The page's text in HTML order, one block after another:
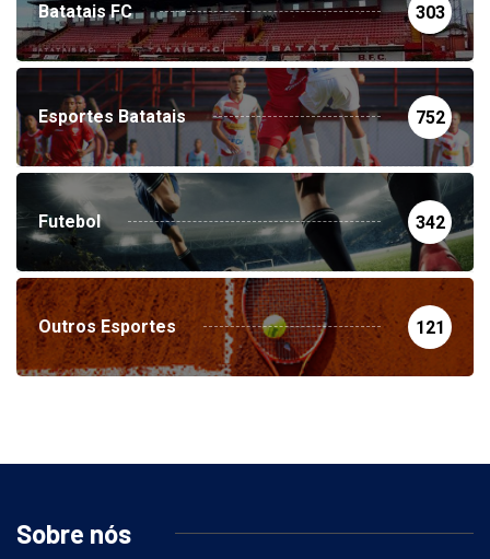
Batatais FC 303
Esportes Batatais 752
Futebol 342
Outros Esportes 121
Sobre nós